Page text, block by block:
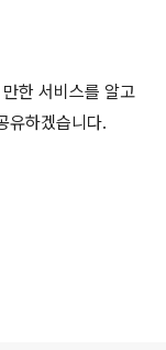
한 서비스를 알고
유하겠습니다.